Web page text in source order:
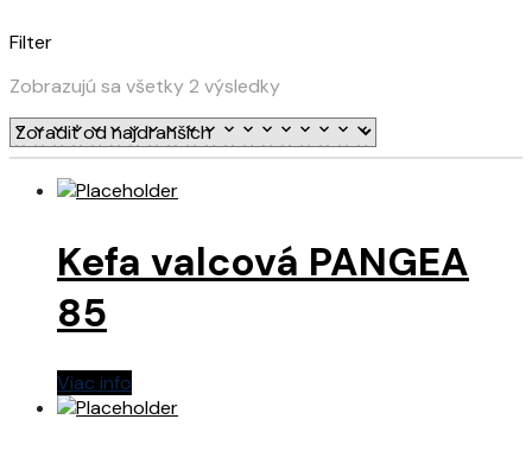
Filter
Zobrazujú sa všetky 2 výsledky
Kefa valcová PANGEA
85
Viac info